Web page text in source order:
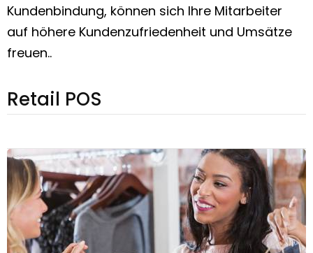
Kundenbindung, können sich Ihre Mitarbeiter
auf höhere Kundenzufriedenheit und Umsätze
freuen..
Retail POS